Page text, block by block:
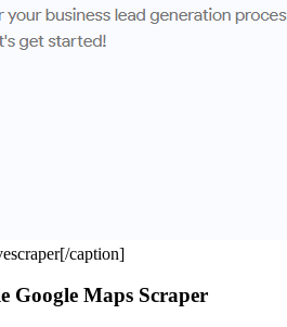
caption]
Google Maps Scraper